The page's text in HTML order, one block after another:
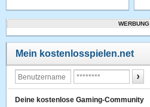
WERBUNG
Mein kostenlosspielen.net
Deine kostenlose Gaming-Community